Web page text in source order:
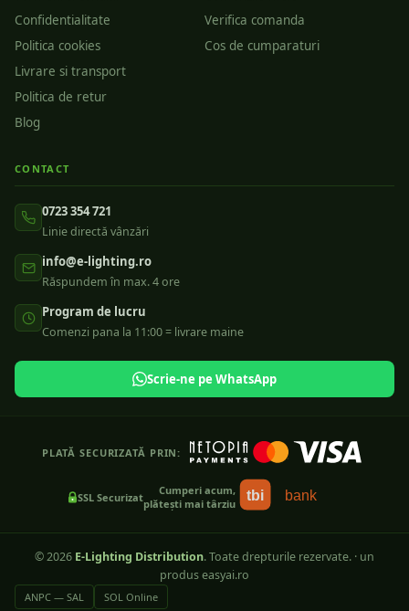
Confidentialitate
Politica cookies
Livrare si transport
Politica de retur
Blog
Verifica comanda
Cos de cumparaturi
CONTACT
0723 354 721
Linie directă vânzări
info@e-lighting.ro
Răspundem în max. 4 ore
Program de lucru
Comenzi pana la 11:00 = livrare maine
Scrie-ne pe WhatsApp
PLATĂ SECURIZATĂ PRIN:
SSL Securizat
Cumperi acum,
plătești mai târziu
tbi bank
©2026 E-Lighting Distribution. Toate drepturile rezervate. · un
produs easyai.ro
ANPC — SAL SOL Online